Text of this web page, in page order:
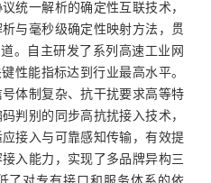
统一解析的确定性互联技术，
与毫秒级确定性映射方法，贯
。自主研发了系列高速工业网
性能指标达到行业最高水平。
体制复杂、抗干扰要求高等特
判别的同步高抗扰接入技术，
接入与可靠感知传输，有效提
入能力，实现了多品牌异构三